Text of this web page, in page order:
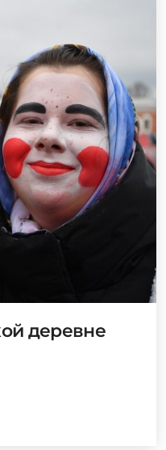
деревне